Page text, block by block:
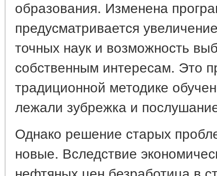
образования. Изменена
предусматривается
точных наук и возможность
собственным интересам. Это
традиционной методике
лежали зубрежка и
Однако решение старых
новые. Вследствие